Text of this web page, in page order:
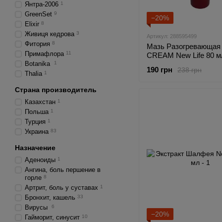
−20%
Артикул: 288595499
Мазь Разогревающая
CREAM New Life 80
238 грн
190 грн
−20%
Янтра-2006 1
GreenSet 9
Elixir 8
Живиця кедрова 3
Фитория 8
Примафлора 11
Botanika 1
Thalia 1
Страна производитель
Казахстан 1
Польша 1
Турция 1
Украина 83
Назначение
Аденоиды 1
Ангина, боль першение в
горле 8
Артрит, боль у суставах 1
Бронхит, кашель 33
Вирусы 6
Гайморит, синусит 10